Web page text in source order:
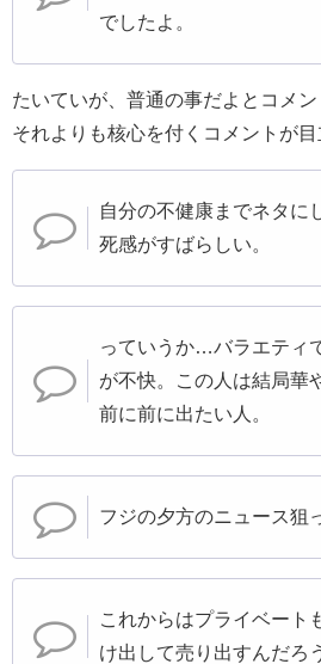
でしたよ。
たいていが、普通の事だよとコメン
それよりも核心を付くコメントが目
自分の不健康までネタに
死感がすばらしい。
っていうか…バラエティ
が不快。この人は結局華
前に前に出たい人。
フジの夕方のニュース狙
これからはプライベート
け出して売り出すんだろ